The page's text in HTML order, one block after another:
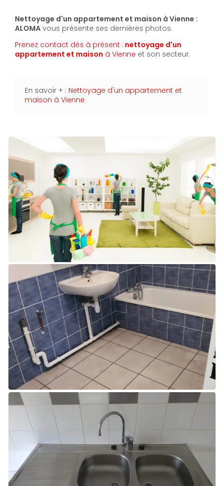
Nettoyage d'un appartement et maison à Vienne :
ALOMA vous présente ses dernières photos.
Prenez contact dès à présent : nettoyage d'un
appartement et maison à Vienne et son secteur.
En savoir + : Nettoyage d'un appartement et
maison à Vienne